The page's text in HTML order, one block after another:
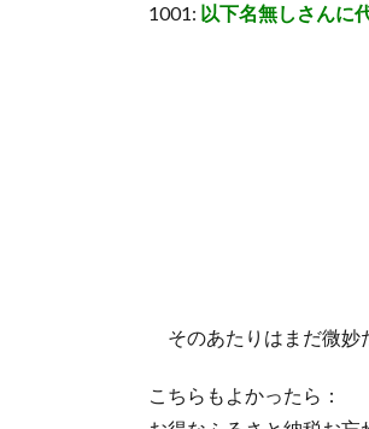
1001: 以下名無しさんに
そのあたりはまだ微妙
こちらもよかったら：